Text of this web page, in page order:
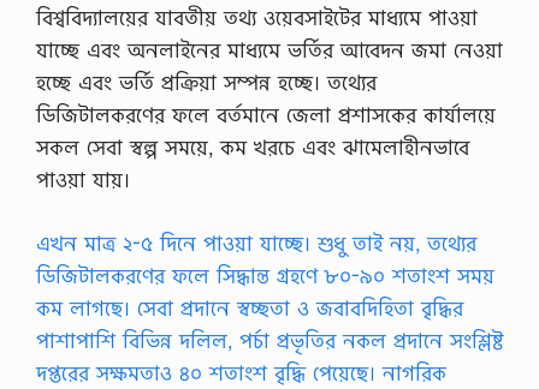
বিশ্ববিদ্যালয়ের যাবতীয় তথ্য ওয়েবসাইটের মাধ্যমে পাওয়া
যাচ্ছে এবং অনলাইনের মাধ্যমে ভর্তির আবেদন জমা নেওয়া
হচ্ছে এবং ভর্তি প্রক্রিয়া সম্পন্ন হচ্ছে। তথ্যের
ডিজিটালকরণের ফলে বর্তমানে জেলা প্রশাসকের কার্যালয়ে
সকল সেবা স্বল্প সময়ে, কম খরচে এবং ঝামেলাহীনভাবে
পাওয়া যায়।
এখন মাত্র ২-৫ দিনে পাওয়া যাচ্ছে। শুধু তাই নয়, তথ্যের
ডিজিটালকরণের ফলে সিদ্ধান্ত গ্রহণে ৮০-৯০ শতাংশ সময়
কম লাগছে। সেবা প্রদানে স্বচ্ছতা ও জবাবদিহিতা বৃদ্ধির
পাশাপাশি বিভিন্ন দলিল, পর্চা প্রভৃতির নকল প্রদানে সংশ্লিষ্ট
দপ্তরের সক্ষমতাও ৪০ শতাংশ বৃদ্ধি পেয়েছে। নাগরিক